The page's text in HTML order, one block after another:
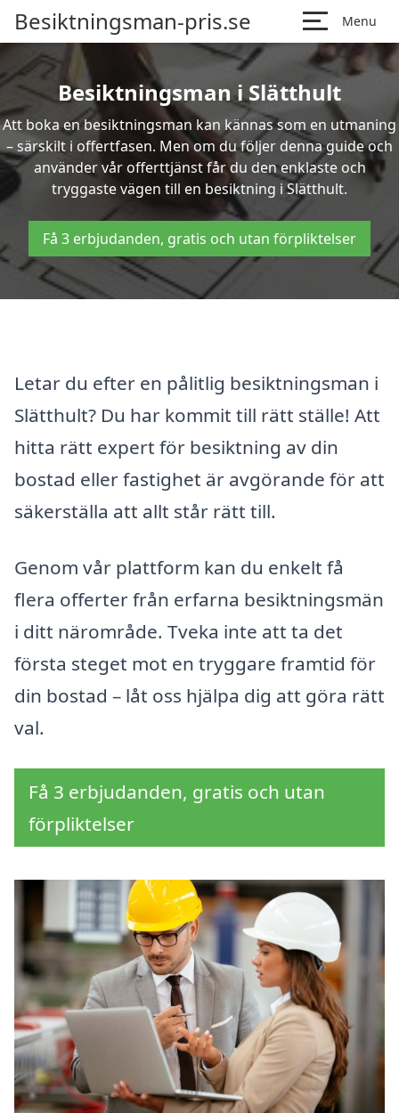
Besiktningsman-pris.se Menu
Besiktningsman i Slätthult
Att boka en besiktningsman kan kännas som en utmaning
– särskilt i offertfasen. Men om du följer denna guide och
använder vår offerttjänst får du den enklaste och
tryggaste vägen till en besiktning i Slätthult.
Få 3 erbjudanden, gratis och utan förpliktelser
Letar du efter en pålitlig besiktningsman i
Slätthult? Du har kommit till rätt ställe! Att
hitta rätt expert för besiktning av din
bostad eller fastighet är avgörande för att
säkerställa att allt står rätt till.
Genom vår plattform kan du enkelt få
flera offerter från erfarna besiktningsmän
i ditt närområde. Tveka inte att ta det
första steget mot en tryggare framtid för
din bostad – låt oss hjälpa dig att göra rätt
val.
Få 3 erbjudanden, gratis och utan
förpliktelser